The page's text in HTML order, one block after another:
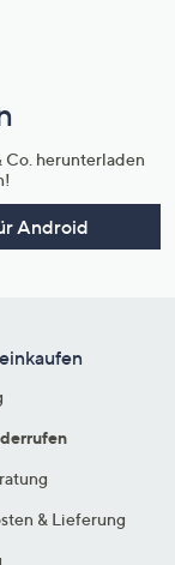
Co. herunterladen
Android
& Lieferung